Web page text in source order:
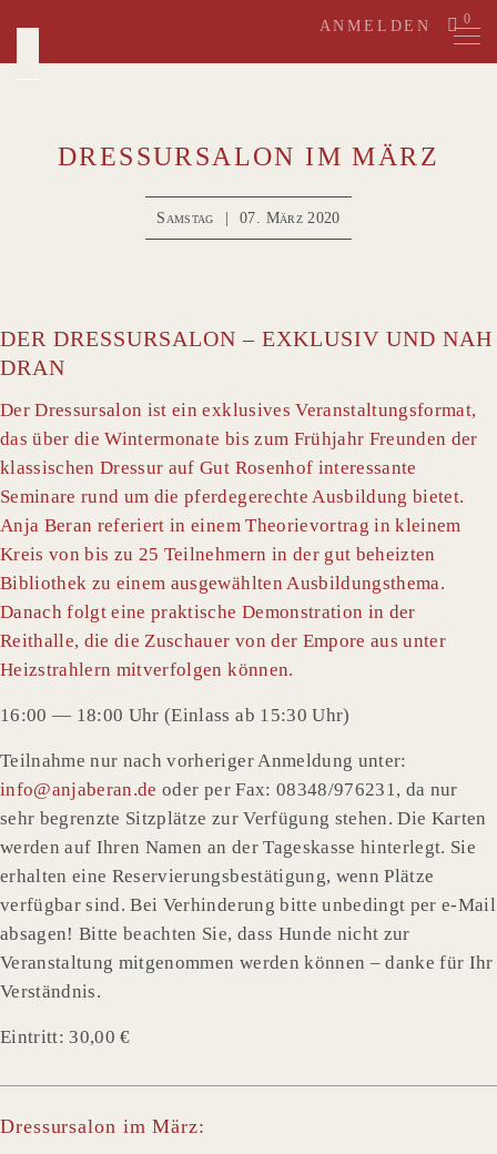
content
ANMELDEN 0
DRESSURSALON IM MÄRZ
Samstag 07. März 2020
DER DRESSURSALON – EXKLUSIV UND NAH
DRAN
Der Dressursalon ist ein exklusives Veranstaltungsformat,
das über die Wintermonate bis zum Frühjahr Freunden der
klassischen Dressur auf Gut Rosenhof interessante
Seminare rund um die pferdegerechte Ausbildung bietet.
Anja Beran referiert in einem Theorievortrag in kleinem
Kreis von bis zu 25 Teilnehmern in der gut beheizten
Bibliothek zu einem ausgewählten Ausbildungsthema.
Danach folgt eine praktische Demonstration in der
Reithalle, die die Zuschauer von der Empore aus unter
Heizstrahlern mitverfolgen können.
16:00 — 18:00 Uhr (Einlass ab 15:30 Uhr)
Teilnahme nur nach vorheriger Anmeldung unter:
info@anjaberan.de oder per Fax: 08348/976231, da nur
sehr begrenzte Sitzplätze zur Verfügung stehen. Die Karten
werden auf Ihren Namen an der Tageskasse hinterlegt. Sie
erhalten eine Reservierungsbestätigung, wenn Plätze
verfügbar sind. Bei Verhinderung bitte unbedingt per e-Mail
absagen! Bitte beachten Sie, dass Hunde nicht zur
Veranstaltung mitgenommen werden können – danke für Ihr
Verständnis.
Eintritt: 30,00 €
Dressursalon im März: